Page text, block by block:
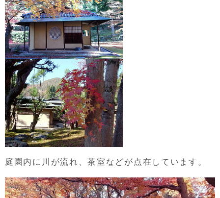
庭園内に川が流れ、茶室などが点在しています。